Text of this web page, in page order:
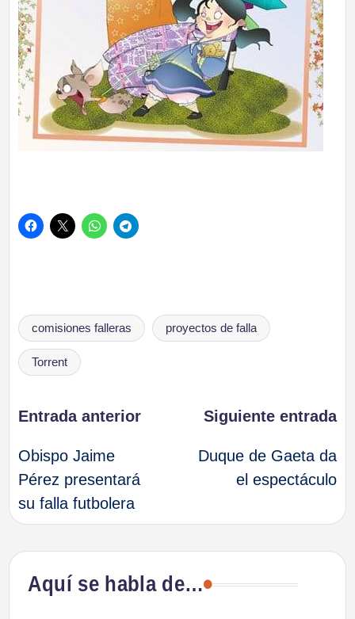
Etiquetas:
comisiones falleras proyectos de falla
Torrent
Navegación
de
entradas
Entrada anterior
Obispo Jaime
Pérez presentará
su falla futbolera
Siguiente entrada
Duque de Gaeta da
el espectáculo
Aquí se habla de…